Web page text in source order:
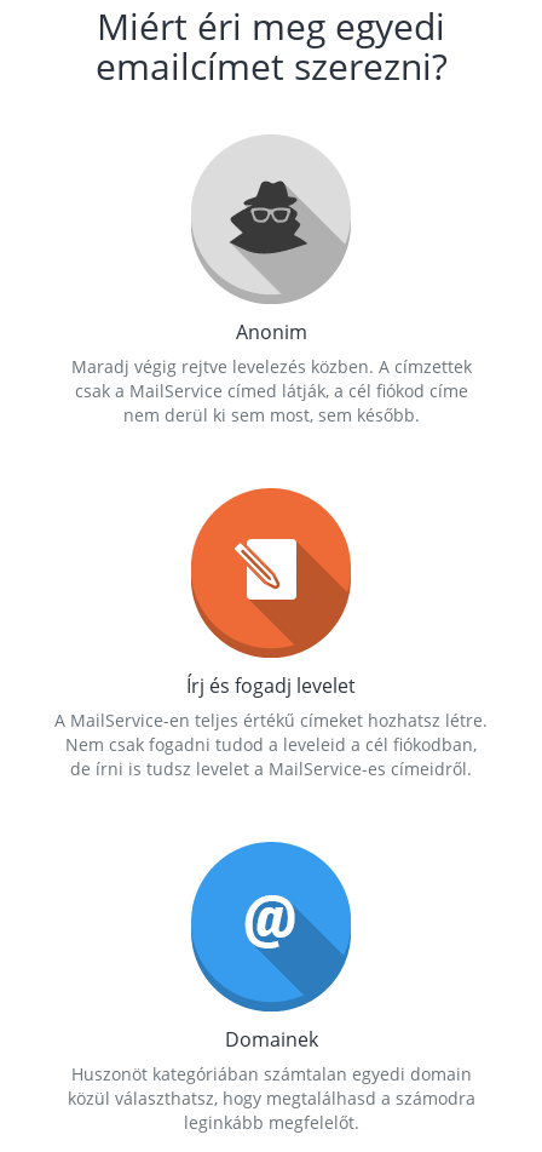
Miért éri meg egyedi
emailcímet szerezni?
Anonim
Maradj végig rejtve levelezés közben. A címzettek
csak a MailService címed látják, a cél fiókod címe
nem derül ki sem most, sem később.
Írj és fogadj levelet
A MailService-en teljes értékű címeket hozhatsz létre.
Nem csak fogadni tudod a leveleid a cél fiókodban,
de írni is tudsz levelet a MailService-es címeidről.
Domainek
Huszonöt kategóriában számtalan egyedi domain
közül választhatsz, hogy megtalálhasd a számodra
leginkább megfelelőt.